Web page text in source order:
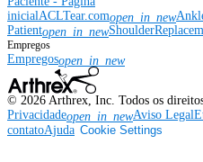
inicialACLTear.comopen_in_new
Patientopen_in_new
Empregos
Empregosopen_in_new
© 2026 Arthrex, Inc. Todos os
Privacidadeopen_in_newAviso Legal
contatoAjuda Cookie Settings